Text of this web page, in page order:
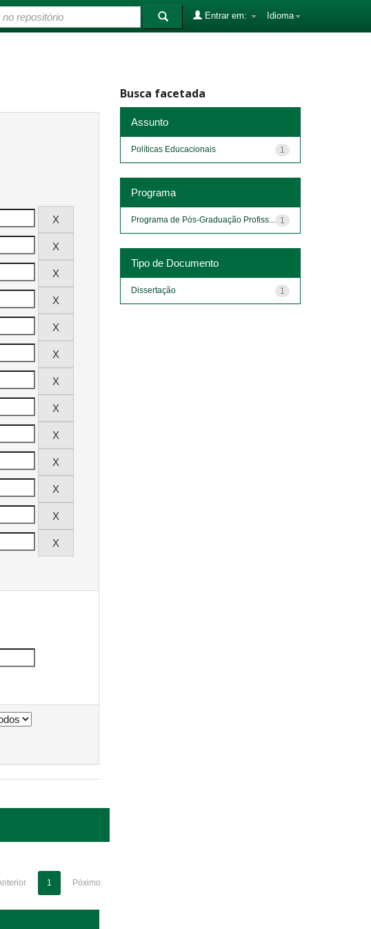
Idioma
Entrar em:
1 Póximo
Busca facetada
Assunto
1
Políticas Educacionais
Programa
1
Programa de Pós-Graduação Profiss...
Tipo de Documento
1
Dissertação